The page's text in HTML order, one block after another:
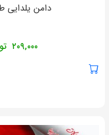
دامن یلدایی
۲۰۹,۰۰۰